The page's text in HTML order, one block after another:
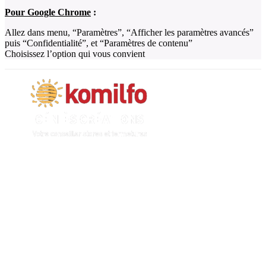
Pour Google Chrome :
Allez dans menu, “Paramètres”, “Afficher les paramètres avancés”
puis “Confidentialité”, et “Paramètres de contenu”
Choisissez l’option qui vous convient